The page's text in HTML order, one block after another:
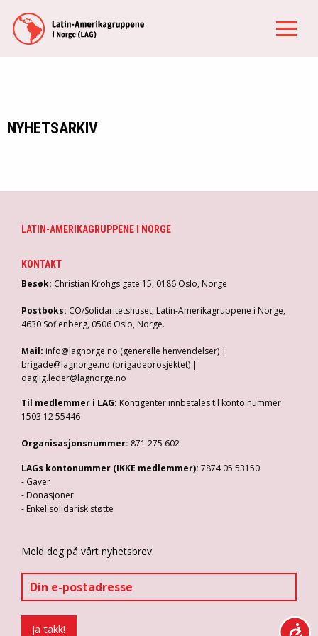
NYHETSARKIV
LATIN-AMERIKAGRUPPENE I NORGE
KONTAKT
Besøk: Christian Krohgs gate 15, 0186 Oslo, Norge
Postboks: CO/Solidaritetshuset, Latin-Amerikagruppene i Norge,
4630 Sofienberg, 0506 Oslo, Norge.
Mail: info@lagnorge.no (generelle henvendelser) |
brigade@lagnorge.no (brigadeprosjektet) |
daglig.leder@lagnorge.no
Til medlemmer i LAG: Kontigenter innbetales til konto nummer
1503 12 55446
Organisasjonsnummer: 871 275 602
LAGs kontonummer (IKKE medlemmer): 7874 05 53150
- Gaver
- Donasjoner
- Enkel solidarisk støtte
Meld deg på vårt nyhetsbrev: